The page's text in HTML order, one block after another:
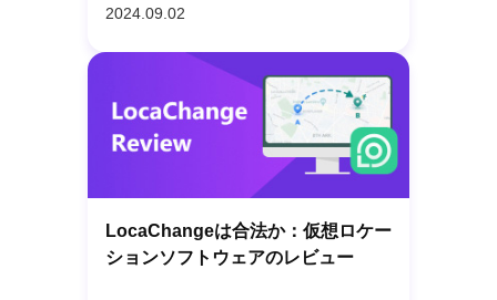
2024.09.02
LocaChangeは合法か：仮想ロケー
ションソフトウェアのレビュー